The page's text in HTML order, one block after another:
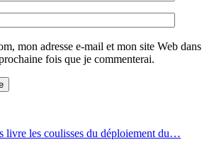
mon adresse e-mail et mon site Web dans
fois que je commenterai.
livre les coulisses du déploiement du…